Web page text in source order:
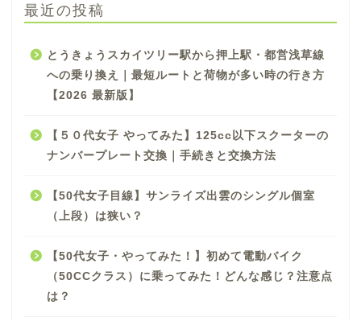
最近の投稿
とうきょうスカイツリー駅から押上駅・都営浅草線
への乗り換え｜最短ルートと荷物が多い時の行き方
【2026 最新版】
【５０代女子 やってみた】125cc以下スクーターの
ナンバープレート交換｜手続きと交換方法
【50代女子目線】サンライズ出雲のシングル個室
（上段）は狭い？
【50代女子・やってみた！】初めて電動バイク
（50CCクラス）に乗ってみた！どんな感じ？注意点
は？